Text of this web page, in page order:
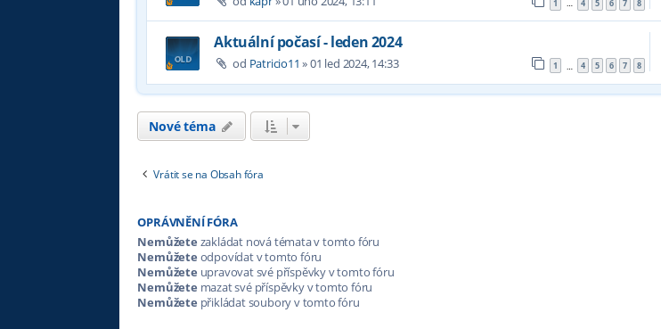
1 … 4 5 6 7 8
Aktuální počasí - leden 2024
od Patricio11 »01 led 2024, 14:33 1 … 4 5 6 7 8
Nové téma
Vrátit se na Obsah fóra
OPRÁVNĚNÍ FÓRA
Nemůžete zakládat nová témata v tomto fóru
Nemůžete odpovídat v tomto fóru
Nemůžete upravovat své příspěvky v tomto fóru
Nemůžete mazat své příspěvky v tomto fóru
Nemůžete přikládat soubory v tomto fóru